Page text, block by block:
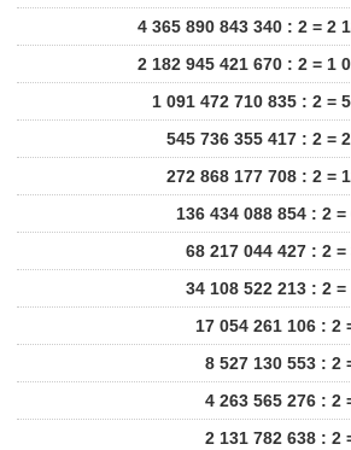
4 365 890 843 340 : 2 = 2
2 182 945 421 670 : 2 = 1
1 091 472 710 835 : 2 =
545 736 355 417 : 2 =
272 868 177 708 : 2 =
136 434 088 854 : 2
68 217 044 427 : 2
34 108 522 213 : 2
17 054 261 106 : 2
8 527 130 553 : 2
4 263 565 276 : 2
2 131 782 638 : 2